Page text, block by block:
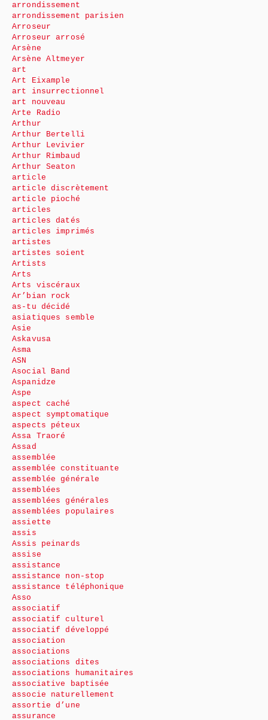
arrondissement
arrondissement parisien
Arroseur
Arroseur arrosé
Arsène
Arsène Altmeyer
art
Art Eixample
art insurrectionnel
art nouveau
Arte Radio
Arthur
Arthur Bertelli
Arthur Levivier
Arthur Rimbaud
Arthur Seaton
article
article discrètement
article pioché
articles
articles datés
articles imprimés
artistes
artistes soient
Artists
Arts
Arts viscéraux
Ar’bian rock
as-tu décidé
asiatiques semble
Asie
Askavusa
Asma
ASN
Asocial Band
Aspanidze
Aspe
aspect caché
aspect symptomatique
aspects péteux
Assa Traoré
Assad
assemblée
assemblée constituante
assemblée générale
assemblées
assemblées générales
assemblées populaires
assiette
assis
Assis peinards
assise
assistance
assistance non-stop
assistance téléphonique
Asso
associatif
associatif culturel
associatif développé
association
associations
associations dites
associations humanitaires
associative baptisée
associe naturellement
assortie d’une
assurance